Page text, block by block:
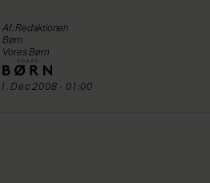
Af: Redaktionen
Børn
Vores Børn
1. Dec 2008 - 01:00